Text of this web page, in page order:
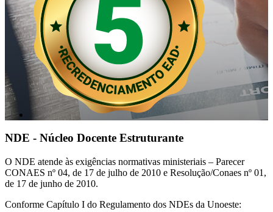
NDE - Núcleo Docente Estruturante
O NDE atende às exigências normativas ministeriais – Parecer
CONAES nº 04, de 17 de julho de 2010 e Resolução/Conaes nº 01,
de 17 de junho de 2010.
Conforme Capítulo I do Regulamento dos NDEs da Unoeste: